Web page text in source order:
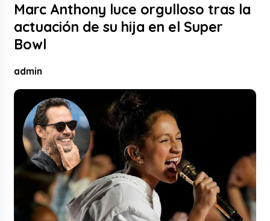
Marc Anthony luce orgulloso tras la
actuación de su hija en el Super
Bowl
admin